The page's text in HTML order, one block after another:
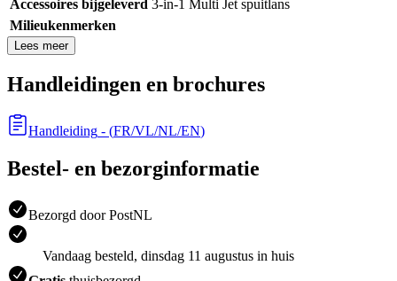
Accessoires bijgeleverd 3-in-1 Multi Jet spuitlans
Milieukenmerken
Lees meer
Handleidingen en brochures
Handleiding - (FR/VL/NL/EN)
Bestel- en bezorginformatie
Bezorgd door PostNL
Vandaag besteld, dinsdag 11 augustus in huis